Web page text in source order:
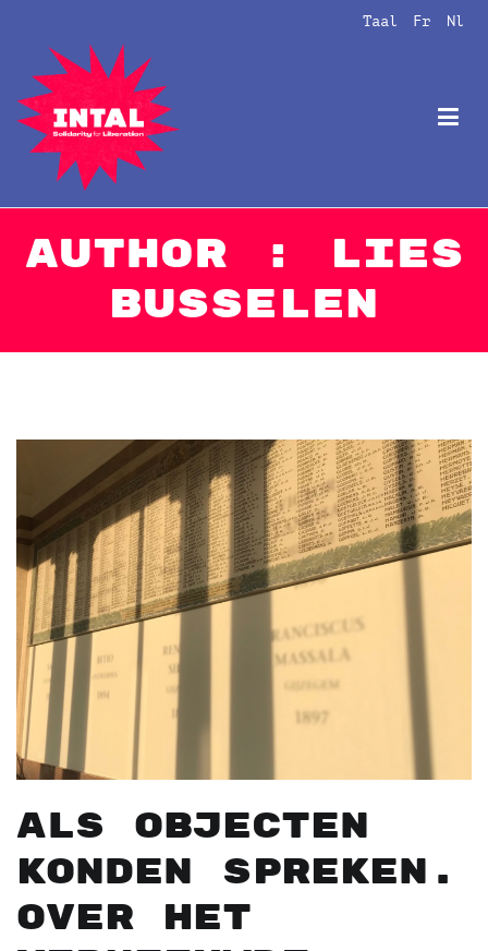
springen
Taal Fr Nl
Intal
Globalize Solidarity!
Author :
Lies
Busselen
Als objecten
konden spreken.
Over het